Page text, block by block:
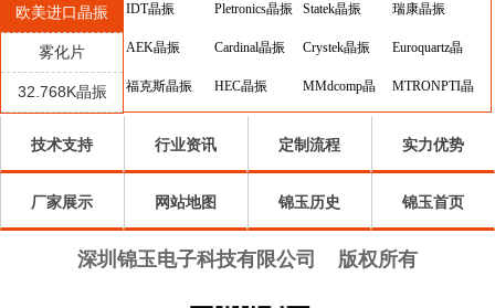
欧美进口晶振
雾化片
32.768K晶振
振
IDT晶振 Pletronics晶振 Statek晶振 瑞康晶振
AEK晶振 Cardinal晶振 Crystek晶振 Euroquartz晶
振
福克斯晶振 HEC晶振 MMdcomp晶 MTRONPTI晶
振
KVG晶振 QuartzCom晶 Suntsu晶振
技术支持 行业资讯 定制流程 实力优势
厂家展示 网站地图 锦玉历史 锦玉首页
深圳锦玉电子科技有限公司 版权所有